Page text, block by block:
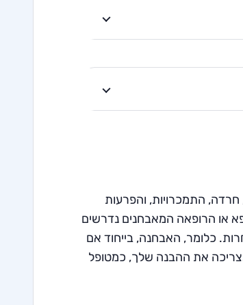
חרדה, התמכרויות, והפרעות
או הרופאה המאבחנים נדרשים
כלומר, האבחנה, בייחוד אם
את ההבנה שלך, כמטופל